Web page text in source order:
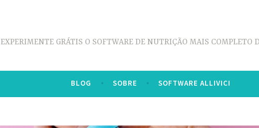
EXPERIMENTE GRÁTIS O SOFTWARE DE NUTRIÇÃO MAIS COMPLETO
BLOG SOBRE SOFTWARE ALLIVICI